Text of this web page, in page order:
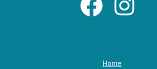
Home